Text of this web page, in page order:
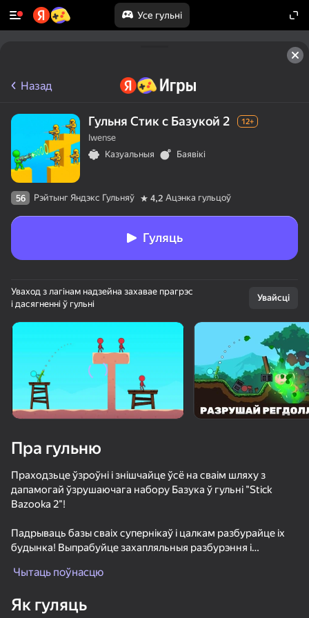
Усе гульні
Павярніце прыладу
Гульня працуе толькі ў гарызантальнай
Загрузка
Назад
Гульня Стик c Базукой 2 12+
Iwense
Казуальныя
Баявікі
56 Рэйтынг Яндэкс Гульняў 4,2 Ацэнка гульцоў
Гуляць
Уваход з лагінам надзейна захавае прагрэс
і дасягненні ў гульні
Увайсці
Пра гульню
Праходзьце ўзроўні і знішчайце ўсё на сваім шляху з
дапамогай ўзрушаючага набору Базука ў гульні "Stick
Bazooka 2"!
Падрываць базы сваіх супернікаў і цалкам разбурайце іх
будынка! Выпрабуйце захапляльныя разбурэння і
перамагчы! Магутны Stickman, узброены Базука, страляе ў
Чытаць поўнасцю
Як гуляць